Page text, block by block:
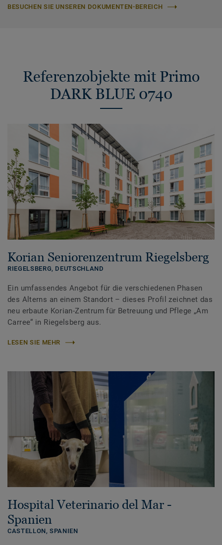
BESUCHEN SIE UNSEREN DOKUMENTEN-BEREICH
Referenzobjekte mit Primo
DARK BLUE 0740
Korian Seniorenzentrum Riegelsberg
RIEGELSBERG, DEUTSCHLAND
Ein umfassendes Angebot für die verschiedenen Phasen
des Alterns an einem Standort – dieses Profil zeichnet das
neu erbaute Korian-Zentrum für Betreuung und Pflege „Am
Carree“ in Riegelsberg aus.
LESEN SIE MEHR
Hospital Veterinario del Mar -
Spanien
CASTELLON,SPANIEN